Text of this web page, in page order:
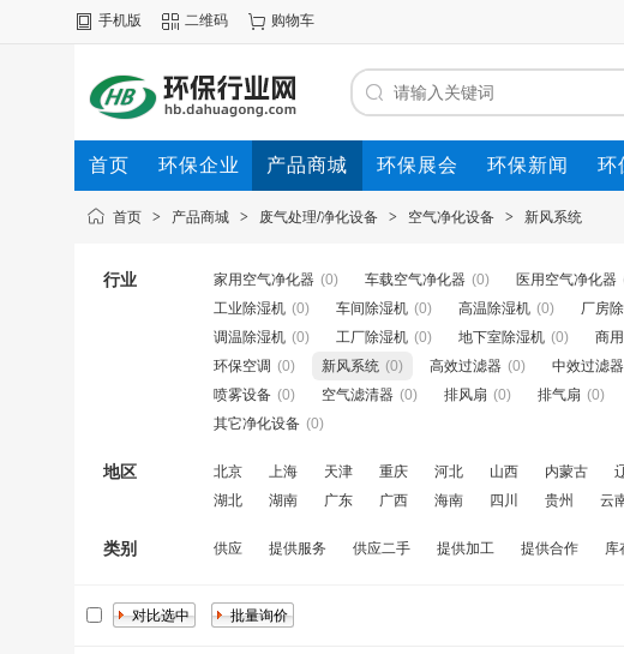
手机版 二维码 购物车
首页 环保企业 产品商城 环保展会 环保新闻 环
首页 > 产品商城 > 废气处理/净化设备 > 空气净化设备 > 新风系统
行业 家用空气净化器 (0) 车载空气净化器 (0) 医用空气净化器
工业除湿机 (0) 车间除湿机 (0) 高温除湿机 (0) 厂房
调温除湿机 (0) 工厂除湿机 (0) 地下室除湿机 (0) 商
环保空调 (0) 新风系统 (0) 高效过滤器 (0) 中效过滤器
喷雾设备 (0) 空气滤清器 (0) 排风扇 (0) 排气扇 (0)
其它净化设备 (0)
地区 北京 上海 天津 重庆 河北 山西 内蒙古
湖北
湖南 广东 广西 海南 四川 贵州 云
类别 供应 提供服务 供应二手 提供加工 提供合作 库